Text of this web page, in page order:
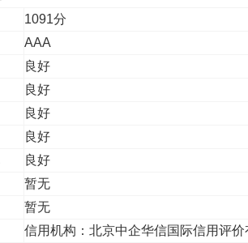
1091分
AAA
良好
良好
良好
良好
良好
暂无
暂无
信用机构：北京中企华信国际信用评